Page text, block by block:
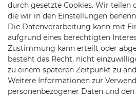
Mail:
Jochim-Klindt-
22926
durch gesetzte Cookies. Wir teilen
die wir in den Einstellungen
Die Datenverarbeitung kann mit
aufgrund eines berechtigten
Zustimmung kann erteilt oder
besteht das Recht, nicht
zu einem späteren Zeitpunkt zu
Weitere Informationen zur
personenbezogener Daten und